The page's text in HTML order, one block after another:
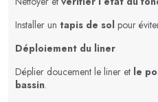
Installer un tapis de sol pour
Déploiement du liner
Déplier doucement le liner et le
bassin.